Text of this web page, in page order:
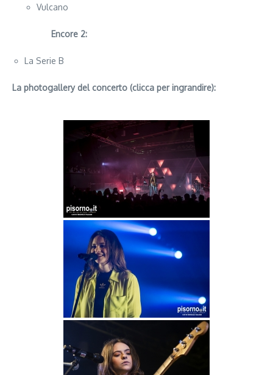
Vulcano
Encore 2:
La Serie B
La photogallery del concerto (clicca per ingrandire):